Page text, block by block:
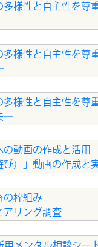
多様性と自主性を
多様性と自主性を
多様性と自主性を
―
動画の作成と活用
び）」動画の作成と
の枠組み
アリング調査
用メンタル相談シー